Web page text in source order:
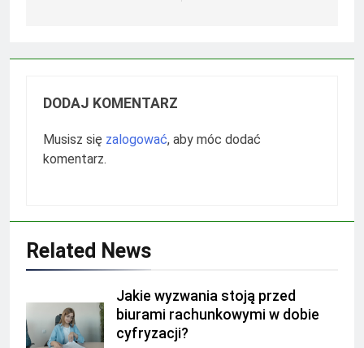
DODAJ KOMENTARZ
Musisz się zalogować, aby móc dodać
komentarz.
Related News
Jakie wyzwania stoją przed
biurami rachunkowymi w dobie
cyfryzacji?